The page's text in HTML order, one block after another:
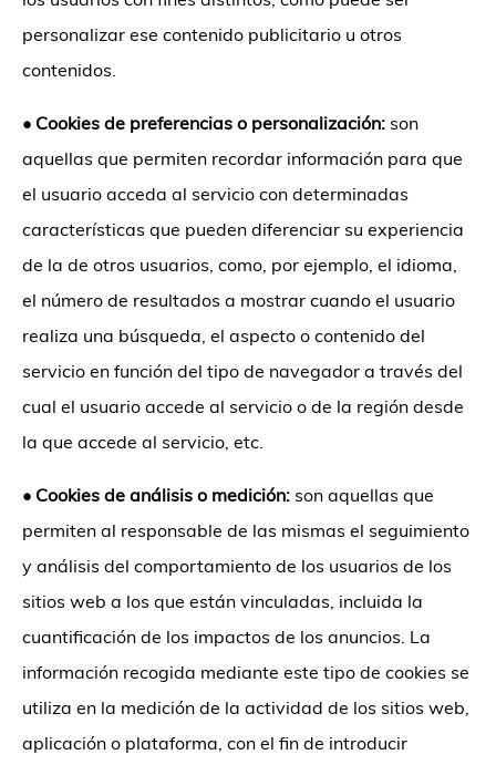
personalizar ese contenido publicitario u otros
contenidos.
• Cookies de preferencias o personalización: son
aquellas que permiten recordar información para que
el usuario acceda al servicio con determinadas
características que pueden diferenciar su experiencia
de la de otros usuarios, como, por ejemplo, el idioma,
el número de resultados a mostrar cuando el usuario
realiza una búsqueda, el aspecto o contenido del
servicio en función del tipo de navegador a través del
cual el usuario accede al servicio o de la región desde
la que accede al servicio, etc.
• Cookies de análisis o medición: son aquellas que
permiten al responsable de las mismas el seguimiento
y análisis del comportamiento de los usuarios de los
sitios web a los que están vinculadas, incluida la
cuantificación de los impactos de los anuncios. La
información recogida mediante este tipo de cookies se
utiliza en la medición de la actividad de los sitios web,
aplicación o plataforma, con el fin de introducir